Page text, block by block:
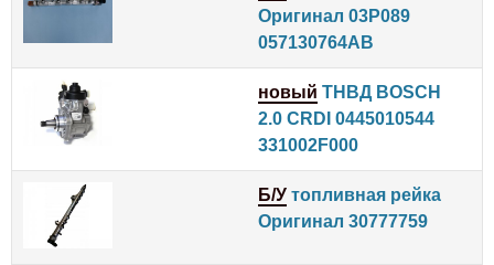
Оригинал 03P089
057130764AB
новый ТНВД BOSCH
2.0 CRDI 0445010544
331002F000
Б/У топливная рейка
Оригинал 30777759